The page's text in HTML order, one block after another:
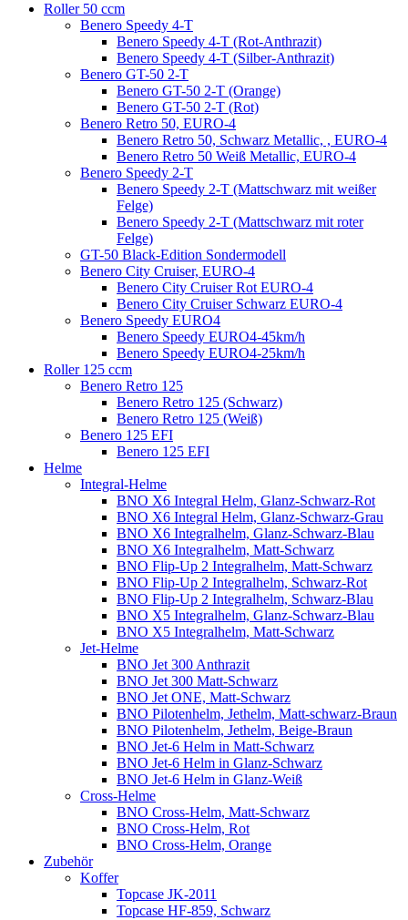
Roller 50 ccm
Benero Speedy 4-T
Benero Speedy 4-T (Rot-Anthrazit)
Benero Speedy 4-T (Silber-Anthrazit)
Benero GT-50 2-T
Benero GT-50 2-T (Orange)
Benero GT-50 2-T (Rot)
Benero Retro 50, EURO-4
Benero Retro 50, Schwarz Metallic, , EURO-4
Benero Retro 50 Weiß Metallic, EURO-4
Benero Speedy 2-T
Benero Speedy 2-T (Mattschwarz mit weißer
Felge)
Benero Speedy 2-T (Mattschwarz mit roter
Felge)
GT-50 Black-Edition Sondermodell
Benero City Cruiser, EURO-4
Benero City Cruiser Rot EURO-4
Benero City Cruiser Schwarz EURO-4
Benero Speedy EURO4
Benero Speedy EURO4-45km/h
Benero Speedy EURO4-25km/h
Roller 125 ccm
Benero Retro 125
Benero Retro 125 (Schwarz)
Benero Retro 125 (Weiß)
Benero 125 EFI
Benero 125 EFI
Helme
Integral-Helme
BNO X6 Integral Helm, Glanz-Schwarz-Rot
BNO X6 Integral Helm, Glanz-Schwarz-Grau
BNO X6 Integralhelm, Glanz-Schwarz-Blau
BNO X6 Integralhelm, Matt-Schwarz
BNO Flip-Up 2 Integralhelm, Matt-Schwarz
BNO Flip-Up 2 Integralhelm, Schwarz-Rot
BNO Flip-Up 2 Integralhelm, Schwarz-Blau
BNO X5 Integralhelm, Glanz-Schwarz-Blau
BNO X5 Integralhelm, Matt-Schwarz
Jet-Helme
BNO Jet 300 Anthrazit
BNO Jet 300 Matt-Schwarz
BNO Jet ONE, Matt-Schwarz
BNO Pilotenhelm, Jethelm, Matt-schwarz-Braun
BNO Pilotenhelm, Jethelm, Beige-Braun
BNO Jet-6 Helm in Matt-Schwarz
BNO Jet-6 Helm in Glanz-Schwarz
BNO Jet-6 Helm in Glanz-Weiß
Cross-Helme
BNO Cross-Helm, Matt-Schwarz
BNO Cross-Helm, Rot
BNO Cross-Helm, Orange
Zubehör
Koffer
Topcase JK-2011
Topcase HF-859, Schwarz